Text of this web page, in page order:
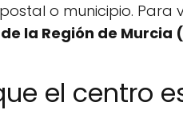
o municipio. Para
la Región de Murcia
el centro